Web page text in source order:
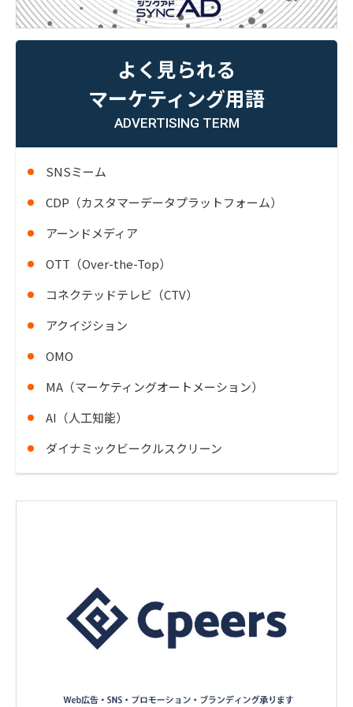
よく見られる
マーケティング用語
ADVERTISING TERM
SNSミーム
CDP（カスタマーデータプラットフォーム）
アーンドメディア
OTT（Over-the-Top）
コネクテッドテレビ（CTV）
アクイジション
OMO
MA（マーケティングオートメーション）
AI（人工知能）
ダイナミックビークルスクリーン